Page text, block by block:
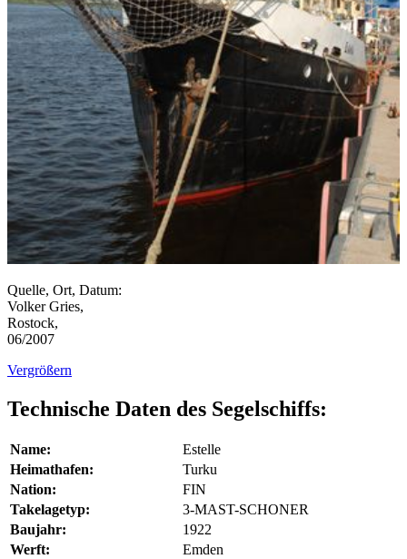
Quelle, Ort, Datum:
Volker Gries,
Rostock,
06/2007
Vergrößern
Technische Daten des Segelschiffs:
Name:
Estelle
Heimathafen:
Turku
Nation:
FIN
Takelagetyp:
3-MAST-SCHONER
Baujahr:
1922
Werft:
Emden